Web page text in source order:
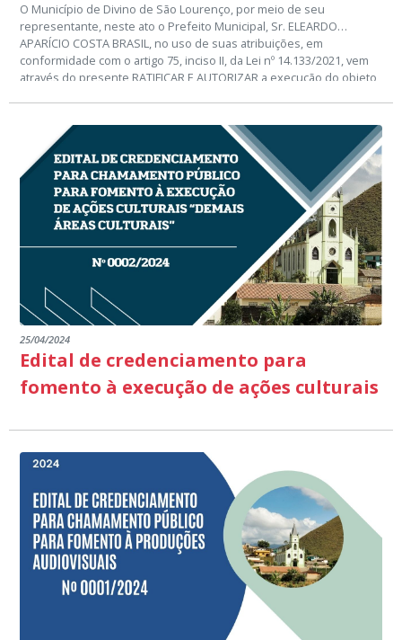
O Município de Divino de São Lourenço, por meio de seu
representante, neste ato o Prefeito Municipal, Sr. ELEARDO
APARÍCIO COSTA BRASIL, no uso de suas atribuições, em
conformidade com o artigo 75, inciso II, da Lei nº 14.133/2021, vem
através do presente RATIFICAR E AUTORIZAR a execução do objeto
NA PRESTAÇÃO DE SERVIÇOS DE MANUTENÇÃO PREVENTIVA E
CORRETIVA NOS EQUIPAMENTOS ODONTOLOGICOS, INSTALADOS
NO MUNICIPIO DE DIVINO DE SÃO LOURENÇO-ES.
25/04/2024
Edital de credenciamento para
fomento à execução de ações culturais